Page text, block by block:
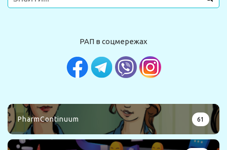
РАП в соцмережах
PharmContinuum 61